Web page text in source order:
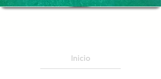
Inicio